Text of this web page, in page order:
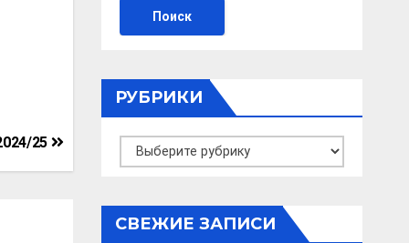
25
РУБРИКИ
Рубрики
СВЕЖИЕ ЗАПИСИ